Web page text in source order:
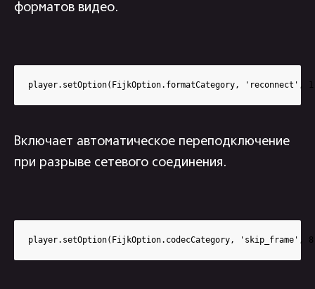
форматов видео.
player.setOption(FijkOption.formatCategory, 'reconnect',
Включает автоматическое переподключение
при разрыве сетевого соединения.
player.setOption(FijkOption.codecCategory, 'skip_frame',